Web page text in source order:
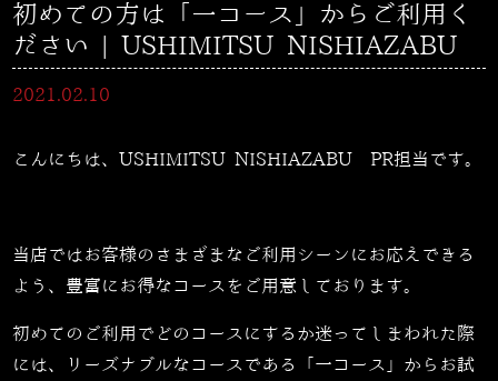
初めての方は「一コース」からご利用く
ださい | USHIMITSU NISHIAZABU
2021.02.10
こんにちは、USHIMITSU NISHIAZABU PR担当です。
当店ではお客様のさまざまなご利用シーンにお応えできる
よう、豊富にお得なコースをご用意しております。
初めてのご利用でどのコースにするか迷ってしまわれた際
には、リーズナブルなコースである「一コース 」からお試